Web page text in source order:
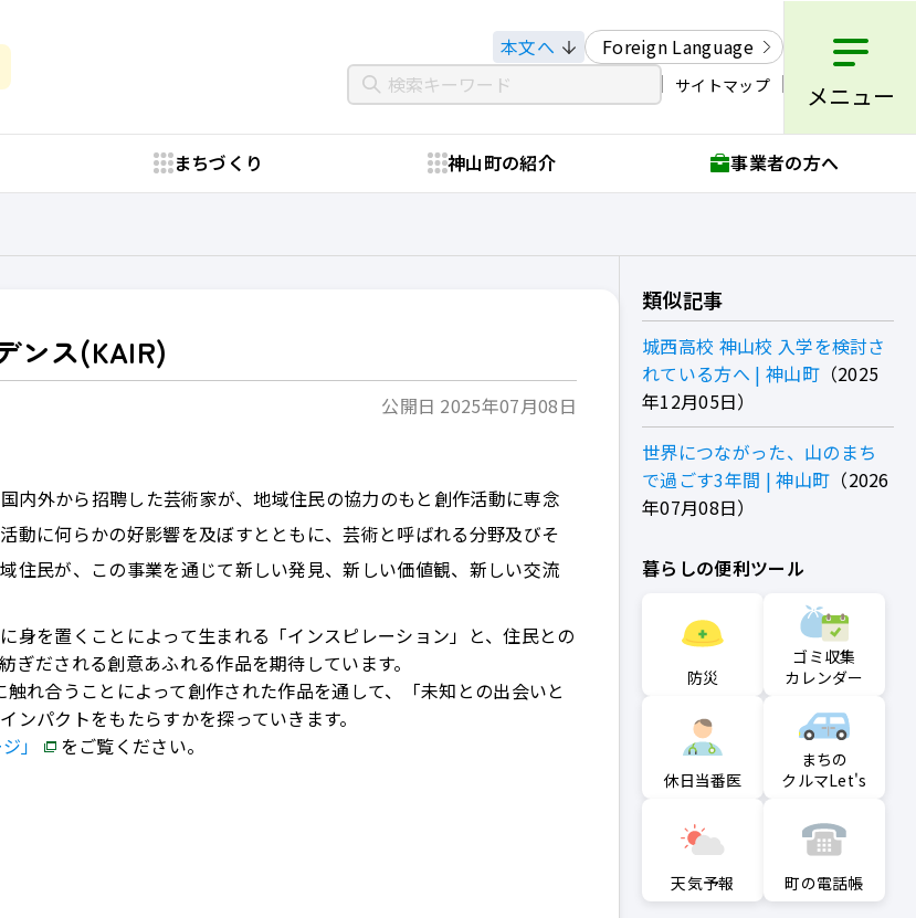
本文へ Foreign Language
サイトマップ メニュー
まちづくり 神山町の紹介 事業者の方へ
ンス(KAIR)
公開日 2025年07月08日
内外から招聘した芸術家が、地域住民の協力のもと創作活動に専念
動に何らかの好影響を及ぼすとともに、芸術と呼ばれる分野及びそ
住民が、この事業を通じて新しい発見、新しい価値観、新しい交流
身を置くことによって生まれる「インスピレーション」と、住民との
だされる創意あふれる作品を期待しています。
れ合うことによって創作された作品を通して、「未知との出会いと
パクトをもたらすかを探っていきます。
」 をご覧ください。
類似記事
城西高校 神山校 入学を検討さ
れている方へ | 神山町
2025
年12月05日
世界につながった、⼭のまち
で過ごす3年間 | 神山町
2026
年07月08日
暮らしの便利ツール
防災
ゴミ収集
カレンダー
休日当番医
まちの
クルマLet's
天気予報 町の電話帳